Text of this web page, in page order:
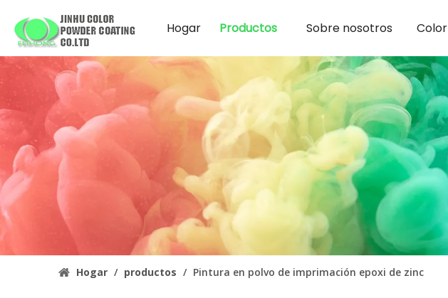
Hogar Productos Sobre nosotros Color
Hogar / productos / Pintura en polvo de imprimación epoxi de zinc